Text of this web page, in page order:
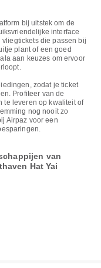
bij uitstek om de
interface
die passen bij
plant of een goed
aan keuzes om ervoor
zodat je ticket
Profiteer van de
te leveren op kwaliteit of
nog nooit zo
Airpaz voor een
van
Hat Yai